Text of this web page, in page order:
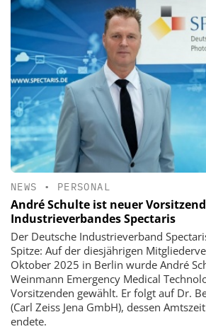
NEWS • PERSONAL
André Schulte ist neuer
Industrieverbandes Spectaris
Der Deutsche Industrieverband
Spitze: Auf der diesjährigen
Oktober 2025 in Berlin wurde André
Weinmann Emergency Medical
Vorsitzenden gewählt. Er folgt auf Dr.
(Carl Zeiss Jena GmbH), dessen
endete.